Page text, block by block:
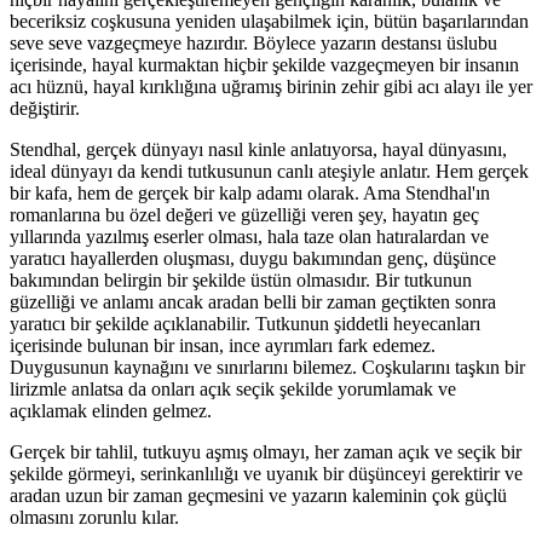
beceriksiz coşkusuna yeniden ulaşabilmek için, bütün başarılarından
seve seve vazgeçmeye hazırdır. Böylece yazarın destansı üslubu
içerisinde, hayal kurmaktan hiçbir şekilde vazgeçmeyen bir insanın
acı hüznü, hayal kırıklığına uğramış birinin zehir gibi acı alayı ile yer
değiştirir.
Stendhal, gerçek dünyayı nasıl kinle anlatıyorsa, hayal dünyasını,
ideal dünyayı da kendi tutkusunun canlı ateşiyle anlatır. Hem gerçek
bir kafa, hem de gerçek bir kalp adamı olarak. Ama Stendhal'ın
romanlarına bu özel değeri ve güzelliği veren şey, hayatın geç
yıllarında yazılmış eserler olması, hala taze olan hatıralardan ve
yaratıcı hayallerden oluşması, duygu bakımından genç, düşünce
bakımından belirgin bir şekilde üstün olmasıdır. Bir tutkunun
güzelliği ve anlamı ancak aradan belli bir zaman geçtikten sonra
yaratıcı bir şekilde açıklanabilir. Tutkunun şiddetli heyecanları
içerisinde bulunan bir insan, ince ayrımları fark edemez.
Duygusunun kaynağını ve sınırlarını bilemez. Coşkularını taşkın bir
lirizmle anlatsa da onları açık seçik şekilde yorumlamak ve
açıklamak elinden gelmez.
Gerçek bir tahlil, tutkuyu aşmış olmayı, her zaman açık ve seçik bir
şekilde görmeyi, serinkanlılığı ve uyanık bir düşünceyi gerektirir ve
aradan uzun bir zaman geçmesini ve yazarın kaleminin çok güçlü
olmasını zorunlu kılar.